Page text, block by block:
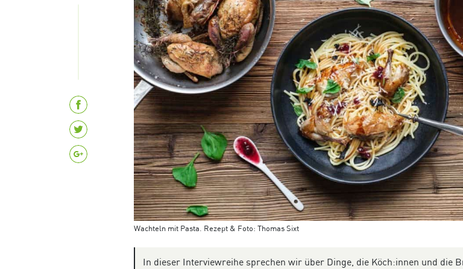
Wachteln mit Pasta. Rezept & Foto: Thomas Sixt
In dieser Interviewreihe sprechen wir über Dinge, die Köch:innen und die